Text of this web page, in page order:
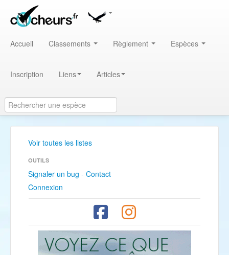
Accueil Classements Règlement Espèces
Inscription Liens Articles
Voir toutes les listes
OUTILS
Signaler un bug - Contact
Connexion